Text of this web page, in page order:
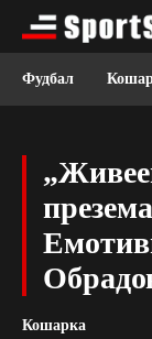
Фудбал
Кошарка